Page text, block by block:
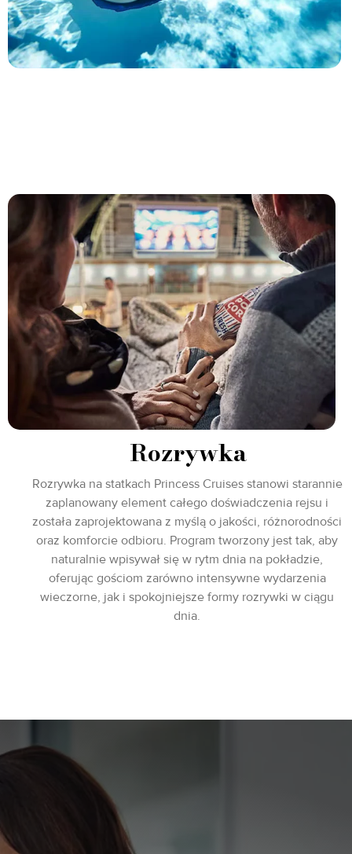
Rozrywka
Rozrywka na statkach Princess Cruises stanowi starannie
zaplanowany element całego doświadczenia rejsu i
została zaprojektowana z myślą o jakości, różnorodności
oraz komforcie odbioru. Program tworzony jest tak, aby
naturalnie wpisywał się w rytm dnia na pokładzie,
oferując gościom zarówno intensywne wydarzenia
wieczorne, jak i spokojniejsze formy rozrywki w ciągu
dnia.